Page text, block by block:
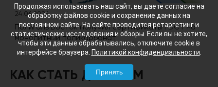
24.06.2026
Полигаль Восток получил сертификаты ГОСТ на
монолитный поликарбонат
КАК СТАТЬ ДИЛЕРОМ
Продолжая использовать наш сайт, вы даете согласие на
обработку файлов cookie и сохранение данных на
постоянном сайте. На сайте проводится ретаргетинг и
статистические исследования и обзоры. Если вы не хотите,
чтобы эти данные обрабатывались, отключите cookie в
интерфейсе браузера. Политикой конфиденциальности
Принять